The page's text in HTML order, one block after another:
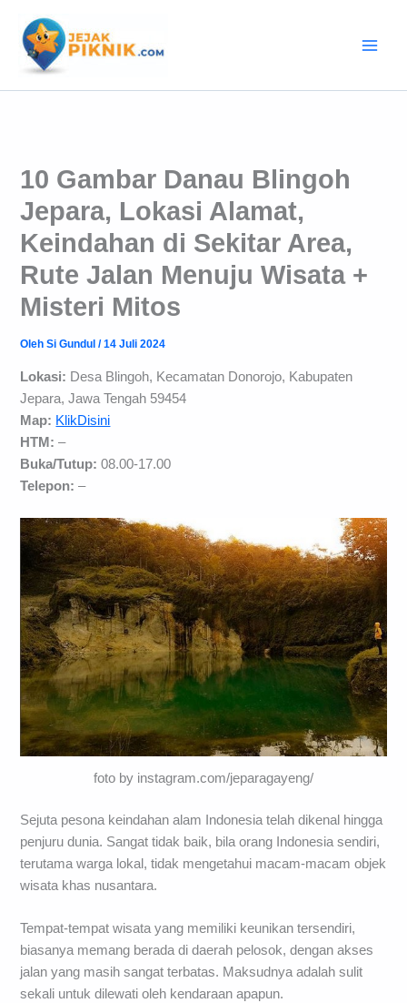
konten
10 Gambar Danau Blingoh
Jepara, Lokasi Alamat,
Keindahan di Sekitar Area,
Rute Jalan Menuju Wisata +
Misteri Mitos
OlehSi Gundul/14 Juli 2024
Lokasi: Desa Blingoh, Kecamatan Donorojo, Kabupaten
Jepara, Jawa Tengah 59454
Map: KlikDisini
HTM: –
Buka/Tutup: 08.00-17.00
Telepon: –
foto by instagram.com/jeparagayeng/
Sejuta pesona keindahan alam Indonesia telah dikenal hingga
penjuru dunia. Sangat tidak baik, bila orang Indonesia sendiri,
terutama warga lokal, tidak mengetahui macam-macam objek
wisata khas nusantara.
Tempat-tempat wisata yang memiliki keunikan tersendiri,
biasanya memang berada di daerah pelosok, dengan akses
jalan yang masih sangat terbatas. Maksudnya adalah sulit
sekali untuk dilewati oleh kendaraan apapun.